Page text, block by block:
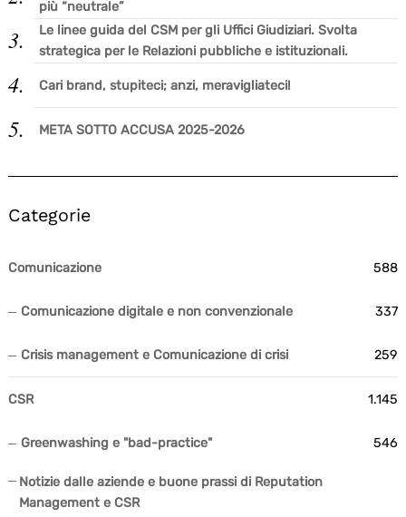
più “neutrale”
Le linee guida del CSM per gli Uffici Giudiziari. Svolta
strategica per le Relazioni pubbliche e istituzionali.
Cari brand, stupiteci; anzi, meravigliateci!
META SOTTO ACCUSA 2025-2026
Categorie
Comunicazione 588
Comunicazione digitale e non convenzionale 337
Crisis management e Comunicazione di crisi 259
CSR 1.145
Greenwashing e "bad-practice" 546
Notizie dalle aziende e buone prassi di Reputation
Management e CSR